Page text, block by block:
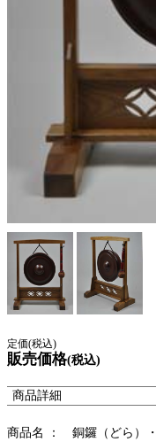
定価(税込)
販売価格(税込)
商品詳細
商品名 ： 銅鑼（どら）